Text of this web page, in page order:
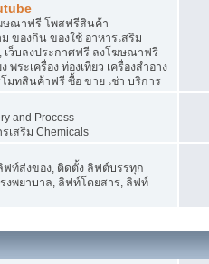
ษณาฟรี โพสฟรีสินค้า
ของกิน ของใช้ อาหารเสริม
เว็บลงประกาศฟรี ลงโฆษณาฟรี
ระเครื่อง ท่องเที่ยว เครื่องสำอาง
มทสินค้าฟรี ซื้อ ขาย เช่า บริการ
and Process
เสริม Chemicals
ท์ส่งของ, ติดตั้ง ลิฟต์บรรทุก
งพยาบาล, ลิฟท์โดยสาร, ลิฟท์